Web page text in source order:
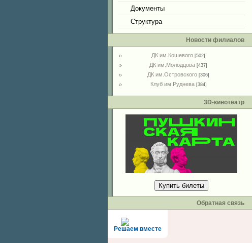
Документы
Структура
Новости филиалов
ДК им.Кошевого [502]
ДК им.Молодцова [437]
ДК им.Островского [306]
Клуб им.Руднева [384]
3D-кинотеатр
Купить билеты
Обратная связь
Решаем вместе